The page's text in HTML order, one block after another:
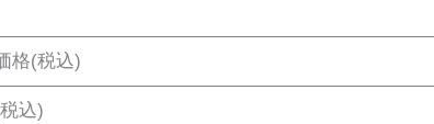
格(税込)
込)